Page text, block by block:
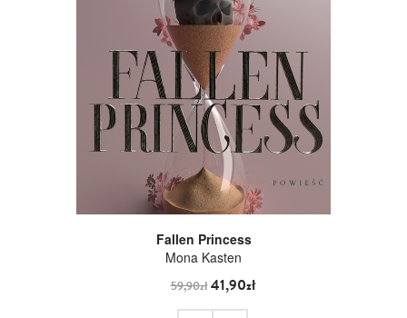
Fallen Princess
Mona Kasten
59,90zł41,90zł